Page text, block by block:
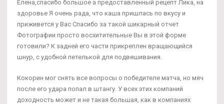
Елена,спасибо большое а предоставленный рецепт Лика, на
здоровье Я очень рада, что каша пришлась по вкусу и
приживется у Вас Спасибо за такой шикарный отчет
Фотографии просто восхитительные Вы в этой форме
готовили? К задней его части прикреплен вращающийся
шнур, с удобной петелькой для подвешивания.
Кокорин мог снять все вопросы о победителе матча, но мяч
после его удара попал в штангу. У всех этих компаний
доходность может и не такая большая, как в компаниях